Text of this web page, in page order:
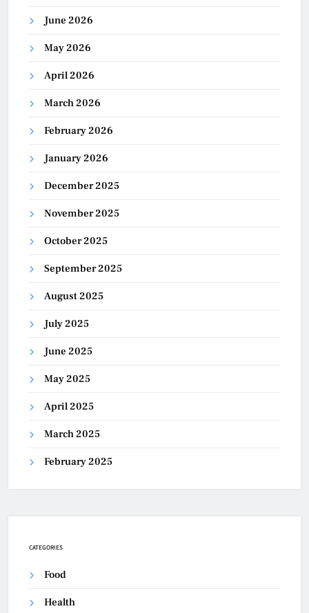
June 2026
May 2026
April 2026
March 2026
February 2026
January 2026
December 2025
November 2025
October 2025
September 2025
August 2025
July 2025
June 2025
May 2025
April 2025
March 2025
February 2025
CATEGORIES
Food
Health